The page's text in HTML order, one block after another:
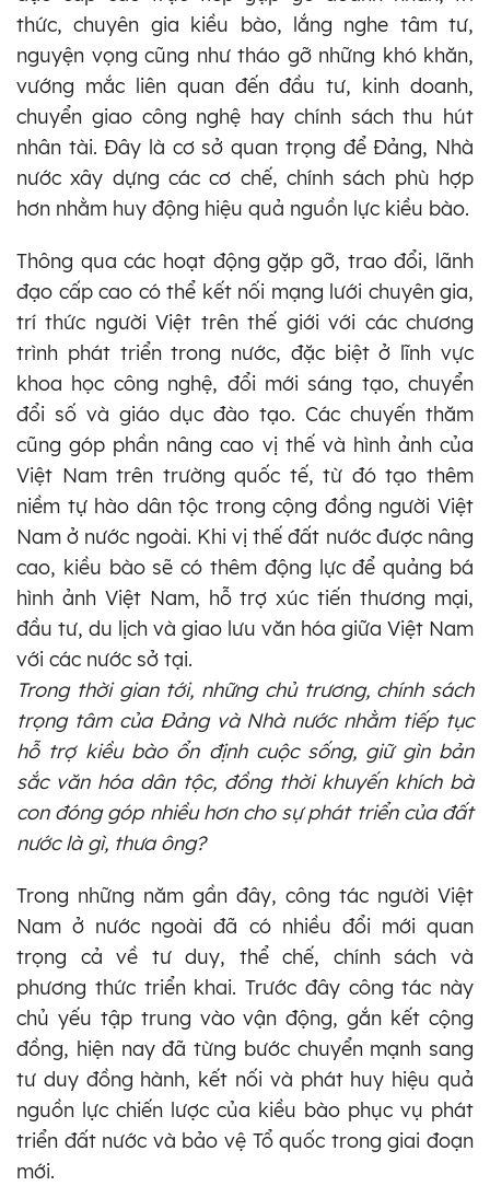
thức, chuyên gia kiều bào, lắng nghe tâm tư,
nguyện vọng cũng như tháo gỡ những khó khăn,
vướng mắc liên quan đến đầu tư, kinh doanh,
chuyển giao công nghệ hay chính sách thu hút
nhân tài. Đây là cơ sở quan trọng để Đảng, Nhà
nước xây dựng các cơ chế, chính sách phù hợp
hơn nhằm huy động hiệu quả nguồn lực kiều bào.
Thông qua các hoạt động gặp gỡ, trao đổi, lãnh
đạo cấp cao có thể kết nối mạng lưới chuyên gia,
trí thức người Việt trên thế giới với các chương
trình phát triển trong nước, đặc biệt ở lĩnh vực
khoa học công nghệ, đổi mới sáng tạo, chuyển
đổi số và giáo dục đào tạo. Các chuyến thăm
cũng góp phần nâng cao vị thế và hình ảnh của
Việt Nam trên trường quốc tế, từ đó tạo thêm
niềm tự hào dân tộc trong cộng đồng người Việt
Nam ở nước ngoài. Khi vị thế đất nước được nâng
cao, kiều bào sẽ có thêm động lực để quảng bá
hình ảnh Việt Nam, hỗ trợ xúc tiến thương mại,
đầu tư, du lịch và giao lưu văn hóa giữa Việt Nam
với các nước sở tại.
Trong thời gian tới, những chủ trương, chính sách
trọng tâm của Đảng và Nhà nước nhằm tiếp tục
hỗ trợ kiều bào ổn định cuộc sống, giữ gìn bản
sắc văn hóa dân tộc, đồng thời khuyến khích bà
con đóng góp nhiều hơn cho sự phát triển của đất
nước là gì, thưa ông?
Trong những năm gần đây, công tác người Việt
Nam ở nước ngoài đã có nhiều đổi mới quan
trọng cả về tư duy, thể chế, chính sách và
phương thức triển khai. Trước đây công tác này
chủ yếu tập trung vào vận động, gắn kết cộng
đồng, hiện nay đã từng bước chuyển mạnh sang
tư duy đồng hành, kết nối và phát huy hiệu quả
nguồn lực chiến lược của kiều bào phục vụ phát
triển đất nước và bảo vệ Tổ quốc trong giai đoạn
mới.